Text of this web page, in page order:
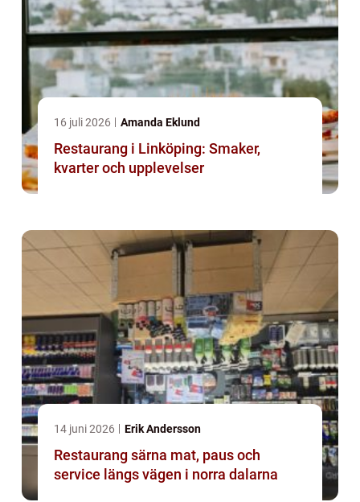
16 juli 2026 Amanda Eklund
Restaurang i Linköping: Smaker,
kvarter och upplevelser
14 juni 2026 Erik Andersson
Restaurang särna mat, paus och
service längs vägen i norra dalarna